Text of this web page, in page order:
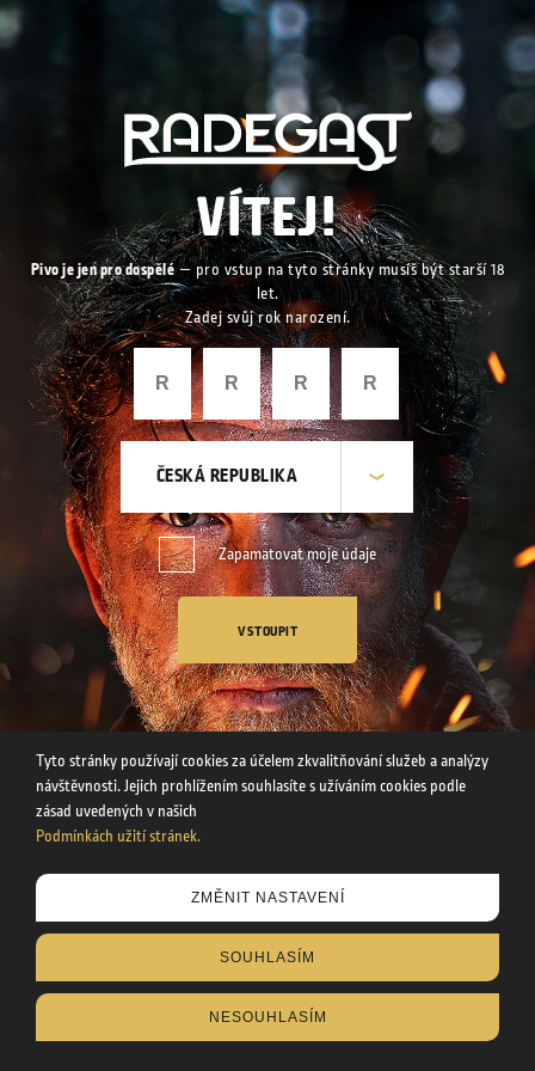
VÍTEJ!
Pivo je jen pro dospělé— pro vstup na tyto stránky musíš být starší 18
let.
Zadej svůj rok narození.
ČESKÁ REPUBLIKA
Zapamatovat moje údaje
VSTOUPIT
Tyto stránky používají cookies za účelem zkvalitňování služeb a
užíváním cookies podle zásad uvedených v našich
Podmínkách užití stránek
Tyto stránky používají cookies za účelem zkvalitňování služeb a analýzy
návštěvnosti. Jejich prohlížením souhlasíte s užíváním cookies podle
zásad uvedených v našich
Podmínkách užití stránek.
ZMĚNIT NASTAVENÍ
SOUHLASÍM
NESOUHLASÍM